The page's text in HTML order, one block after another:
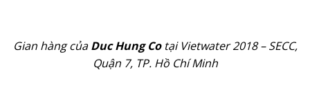
Gian hàng củaDuc Hung Cotại Vietwater 2018 – SECC,
Quận 7, TP. Hồ Chí Minh